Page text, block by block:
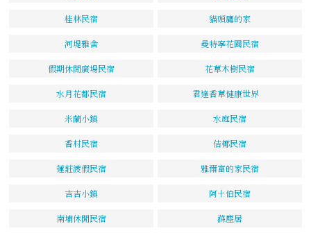
桂林民宿 貓頭鷹的家
河堤雅舍 曼特寧花園民宿
假期休閒廣場民宿 花草木樹民宿
水月花都民宿 君達香草健康世界
米蘭小鎮 水庭民宿
香村民宿 佶椰民宿
蓮莊渡假民宿 雅爾富的家民宿
吉吉小鎮 阿土伯民宿
南埔休閒民宿 滌塵居